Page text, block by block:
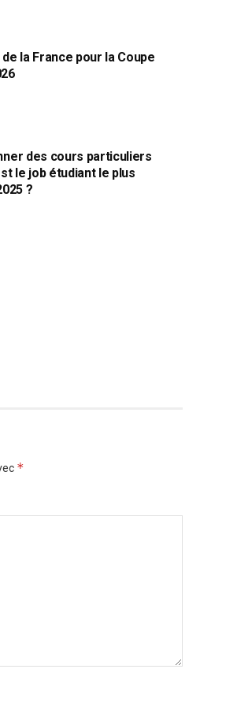
la France pour la Coupe
des cours particuliers
le job étudiant le plus
?
*